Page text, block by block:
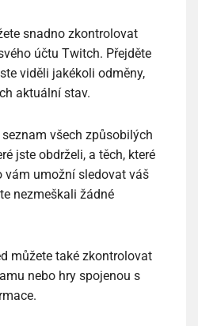
snadno zkontrolovat
účtu Twitch. Přejděte
viděli jakékoli odměny,
aktuální stav.
všech způsobilých
jste obdrželi, a těch, které
vám umožní sledovat váš
nezmeškali žádné
můžete také zkontrolovat
nebo hry spojenou s